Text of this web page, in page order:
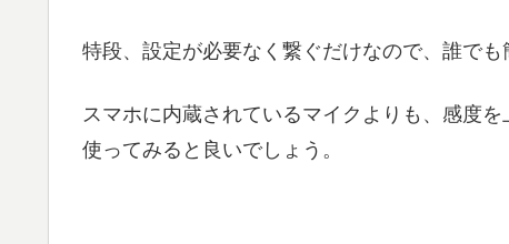
特段、設定が必要なく繋ぐだけなので、誰でも
スマホに内蔵されているマイクよりも、感度
使ってみると良いでしょう。